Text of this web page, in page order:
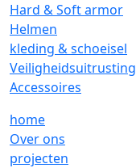
Hard & Soft armor
Helmen
kleding & schoeisel
Veiligheidsuitrusting
Accessoires
home
Over ons
projecten